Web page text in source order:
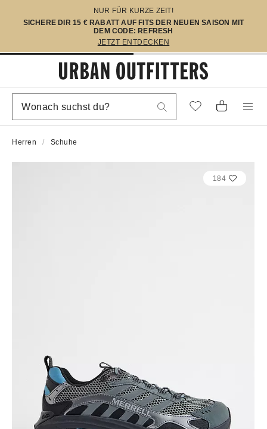
NUR FÜR KURZE ZEIT!
SICHERE DIR 15 € RABATT AUF FITS DER NEUEN SAISON MIT
DEM CODE: REFRESH
JETZT ENTDECKEN
Herren Schuhe
184